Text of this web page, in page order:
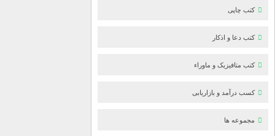
کتب چاپی
کتب دعا و اذکار
کتب متافیزیک و ماوراء
کسب درآمد و بازاریابی
مجموعه ها